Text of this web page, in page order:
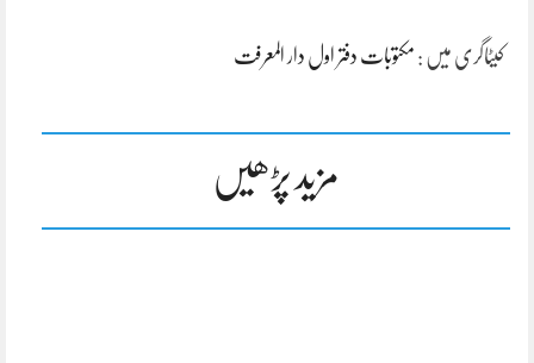
کیٹاگری میں : مکتوبات دفتر اول دار المعرفت
مزید پڑھیں